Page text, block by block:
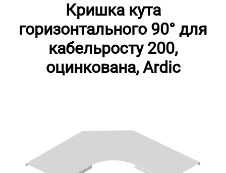
Кришка кута
горизонтального 90° для
кабельросту 200,
оцинкована, Ardic